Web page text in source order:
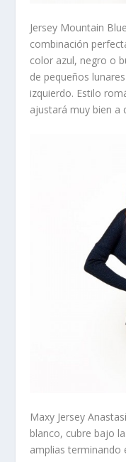
Jersey Mountain Blue
combinación
color azul, negro o
de pequeños
izquierdo. Estilo
ajustará muy bien a
Maxy Jersey
blanco, cubre bajo
amplias terminando